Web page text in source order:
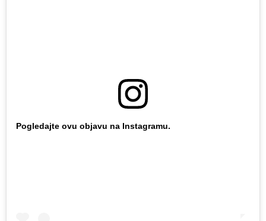
Pogledajte ovu objavu na Instagramu.